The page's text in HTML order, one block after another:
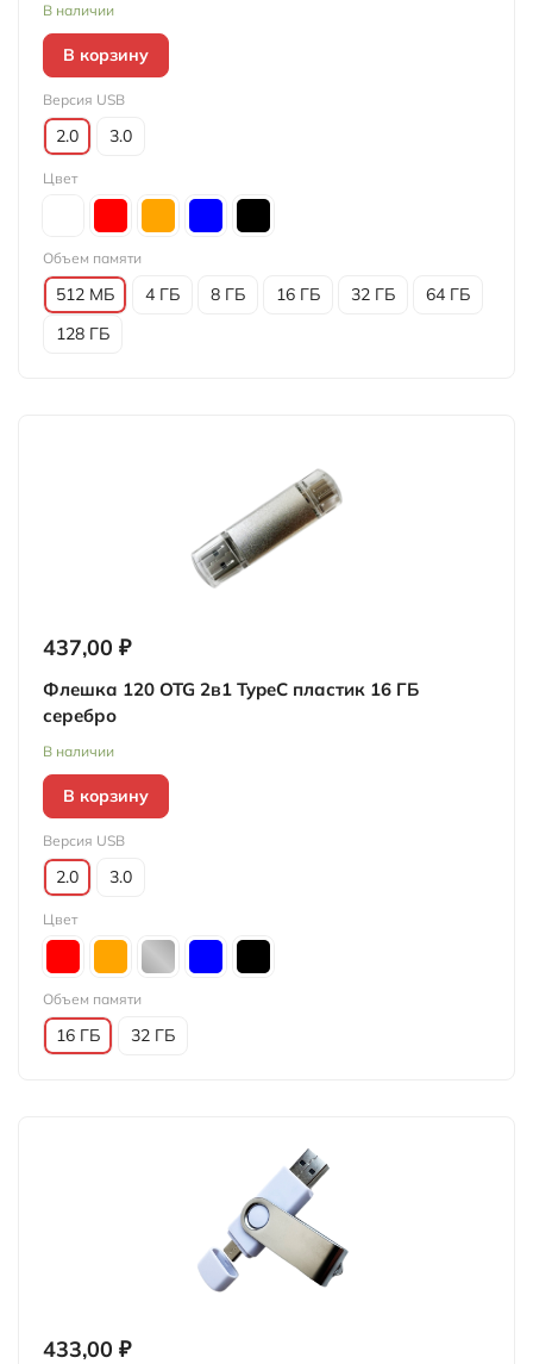
В наличии
В корзину
Версия USB
2.0 3.0
Цвет
Объем памяти
512 МБ 4 ГБ 8 ГБ 16 ГБ 32 ГБ
64 ГБ
128 ГБ
437,00 ₽
Флешка 120 OTG 2в1 TypeC пластик 16 ГБ
серебро
В наличии
В корзину
Версия USB
2.0 3.0
Цвет
Объем памяти
16 ГБ 32 ГБ
433,00 ₽